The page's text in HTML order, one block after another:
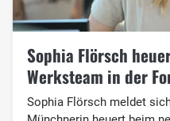
Sophia Flörsch
Werksteam in der
Sophia Flörsch meldet